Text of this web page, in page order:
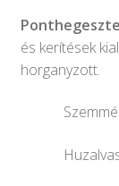
és kerítések
horganyzott.